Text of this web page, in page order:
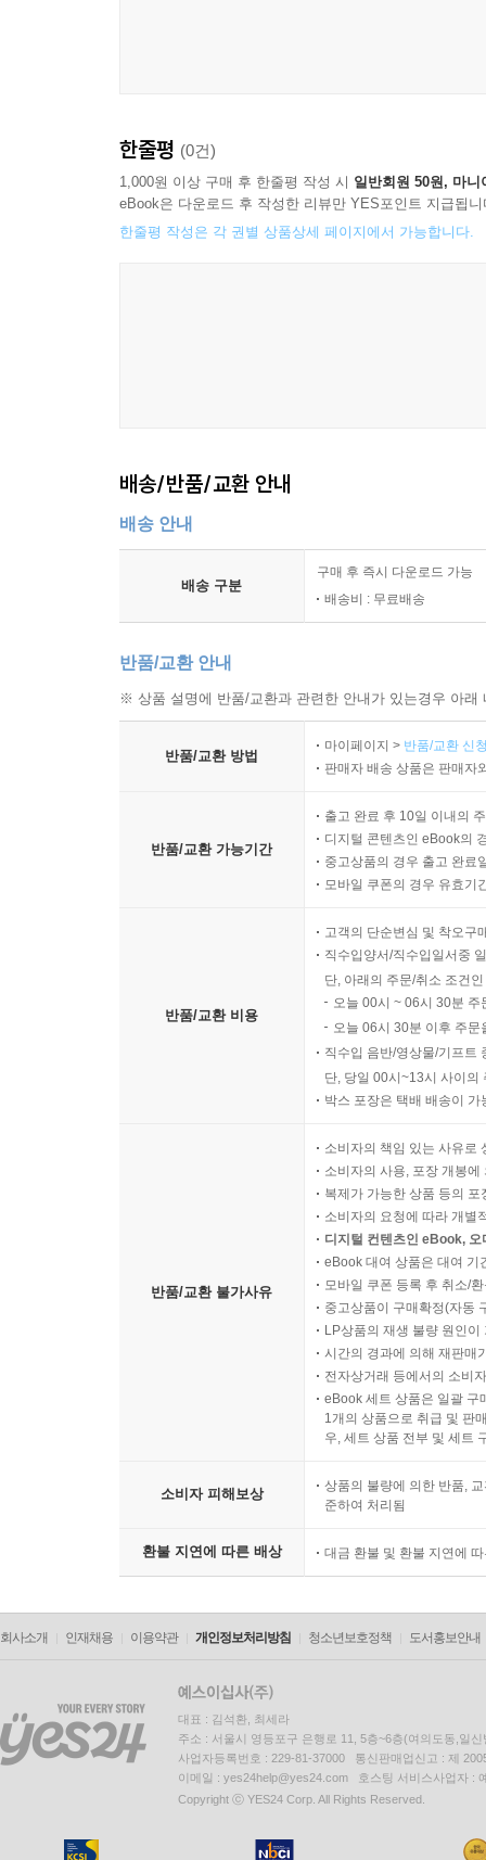
한줄평 (0건)
1,000원 이상 구매 후 한줄평 작성 시 일반회원 50원, 마니
eBook은 다운로드 후 작성한 리뷰만 YES포인트 지급됩니
한줄평 작성은 각 권별 상품상세 페이지에서 가능합니다.
배송/반품/교환 안내
배송 안내
배송 구분
구매 후 즉시 다운로드 가능
배송비 : 무료배송
반품/교환 안내
※ 상품 설명에 반품/교환과 관련한 안내가 있는경우 아
반품/교환 방법
마이페이지 > 반품/교환 신
판매자 배송 상품은 판매자
반품/교환 가능기간
출고 완료 후 10일 이내의
디지털 콘텐츠인 eBook의
중고상품의 경우 출고 완료
모바일 쿠폰의 경우 유효기
반품/교환 비용
고객의 단순변심 및 착오구
직수입양서/직수입일서중
단, 아래의 주문/취소 조건
오늘 00시 ~ 06시 30분
오늘 06시 30분 이후 주
직수입 음반/영상물/기프트
단, 당일 00시~13시 사이의
박스 포장은 택배 배송이
반품/교환 불가사유
소비자의 책임 있는 사유로
소비자의 사용, 포장 개봉
복제가 가능한 상품 등의
소비자의 요청에 따라 개별
디지털 컨텐츠인 eBook,
eBook 대여 상품은 대여 기
모바일 쿠폰 등록 후 취소/
중고상품이 구매확정(자동
LP상품의 재생 불량 원인
시간의 경과에 의해 재판매
전자상거래 등에서의 소비
eBook 세트 상품은 일괄 구
1개의 상품으로 취급 및 판
우, 세트 상품 전부 및 세트
소비자 피해보상
상품의 불량에 의한 반품,
준하여 처리됨
환불 지연에 따른 배상 대금 환불 및 환불 지연에
회사소개 인재채용 이용약관 개인정보처리방침 청소년보호정책 도서홍보안내
대표 : 김석환, 최세라
주소 : 서울시 영등포구 은행로 11, 5층~6층(여의도동,일신
사업자등록번호 : 229-81-37000 통신판매업신고 : 제
이메일 : yes24help@yes24.com 호스팅 서비스사업자 :
Copyright ⓒ YES24 Corp. All Rights Reserved.